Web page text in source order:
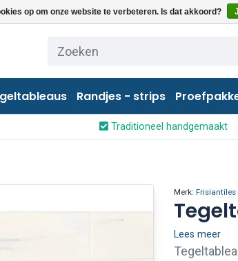
op om onze website te verbeteren. Is dat akkoord?
Randjes - strips
Traditioneel handgemaakt
Merk: Frisiantiles
Lees meer